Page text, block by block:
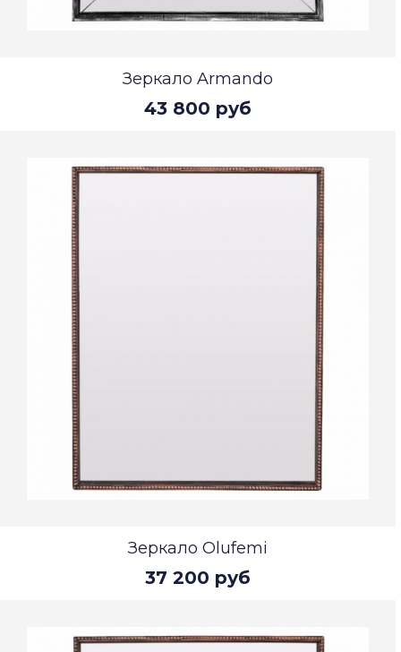
Зеркало Armando
43 800 руб
Зеркало Olufemi
37 200 руб